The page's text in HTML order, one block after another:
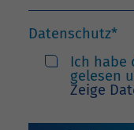
Datenschutz*
Ich habe
gelesen
Zeige